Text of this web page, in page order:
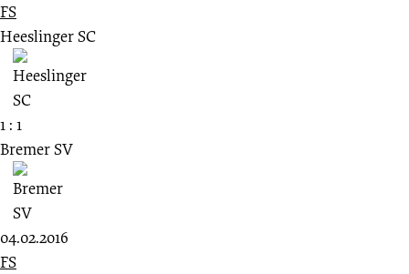
FS
Heeslinger SC
1 : 1
Bremer SV
04.02.2016
FS